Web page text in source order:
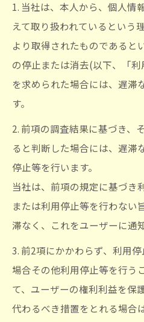
1. 当社は、本人から、個人情
えて取り扱われているという
より取得されたものであると
の停止または消去(以下、「
を求められた場合には、遅滞
す。
2. 前項の調査結果に基づき、
ると判断した場合には、遅滞
停止等を行います。
当社は、前項の規定に基づき
または利用停止等を行わない
滞なく、これをユーザーに通
3. 前2項にかかわらず、利用
場合その他利用停止等を行う
て、ユーザーの権利利益を保
代わるべき措置をとれる場合